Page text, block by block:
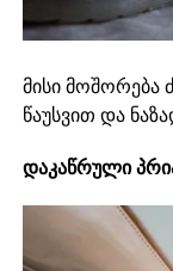
მისი მოშორება
წაუსვით და
დაკაწრული